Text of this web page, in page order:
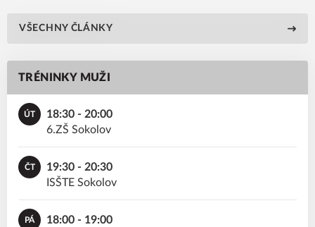
VŠECHNY ČLÁNKY
TRÉNINKY MUŽI
ÚT
18:30 - 20:00
6.ZŠ Sokolov
ČT
19:30 - 20:30
ISŠTE Sokolov
PÁ
18:00 - 19:00